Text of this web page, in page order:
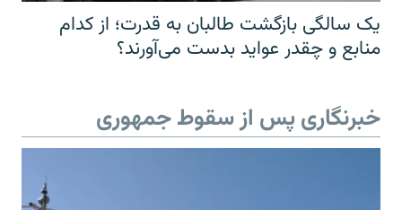
یک سالگی بازگشت طالبان به قدرت؛ از کدام
منابع و چقدر عواید بدست می‌آورند؟
خبرنگاری پس از سقوط جمهوری